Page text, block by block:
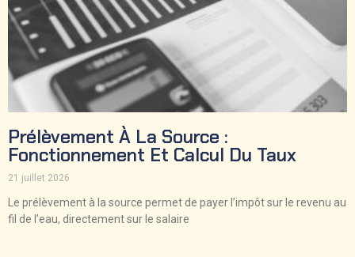
Prélèvement À La Source :
Fonctionnement Et Calcul Du Taux
21 juillet 2026
Le prélèvement à la source permet de payer l’impôt sur le revenu au
fil de l’eau, directement sur le salaire